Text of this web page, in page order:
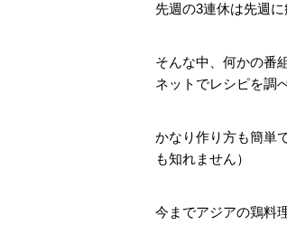
先週の3連休は先週
そんな中、何かの番
ネットでレシピを調
かなり作り方も簡単
も知れません）
今までアジアの鶏料